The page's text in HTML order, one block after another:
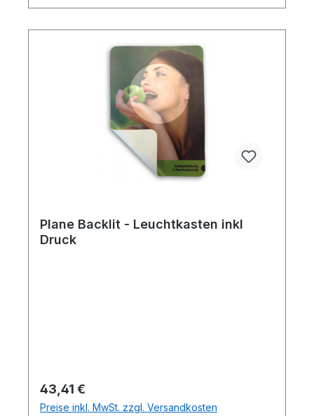
Plane Backlit - Leuchtkasten inkl
Druck
Regulärer Preis:
43,41 €
Preise inkl. MwSt. zzgl. Versandkosten